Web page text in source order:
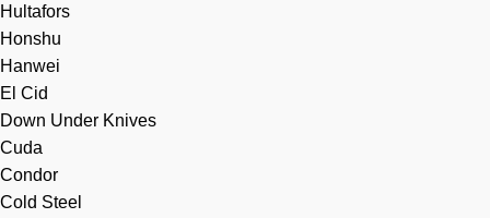
Hultafors
Honshu
Hanwei
El Cid
Down Under Knives
Cuda
Condor
Cold Steel